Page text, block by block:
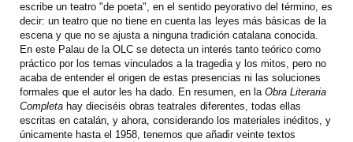
escribe un teatro "de poeta", en el sentido peyorativo del término, es
decir: un teatro que no tiene en cuenta las leyes más básicas de la
escena y que no se ajusta a ninguna tradición catalana conocida.
En este Palau de la OLC se detecta un interés tanto teórico como
práctico por los temas vinculados a la tragedia y los mitos, pero no
acaba de entender el origen de estas presencias ni las soluciones
formales que el autor les ha dado. En resumen, en la Obra Literaria
Completa hay dieciséis obras teatrales diferentes, todas ellas
escritas en catalán, y ahora, considerando los materiales inéditos, y
únicamente hasta el 1958, tenemos que añadir veinte textos